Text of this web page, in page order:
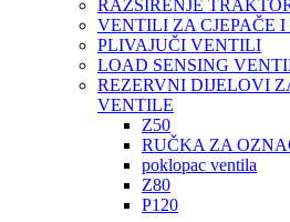
RAZŠIRENJE
VENTILI ZA CJEPAČE
PLIVAJUČI VENTILI
LOAD SENSING
REZERVNI DIJELOVI
VENTILE
Z50
RUČKA ZA
poklopac ventila
Z80
P120